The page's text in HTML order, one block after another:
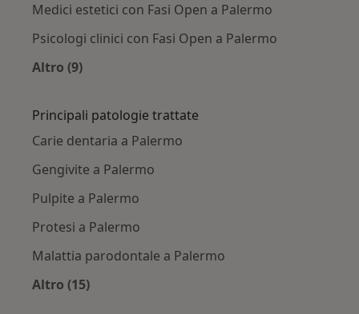
Medici estetici con Fasi Open a Palermo
Psicologi clinici con Fasi Open a Palermo
Altro (9)
Principali patologie trattate
Carie dentaria a Palermo
Gengivite a Palermo
Pulpite a Palermo
Protesi a Palermo
Malattia parodontale a Palermo
Altro (15)